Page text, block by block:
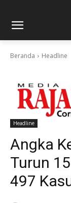
Beranda Headline
Headline
Angka
Turun
497